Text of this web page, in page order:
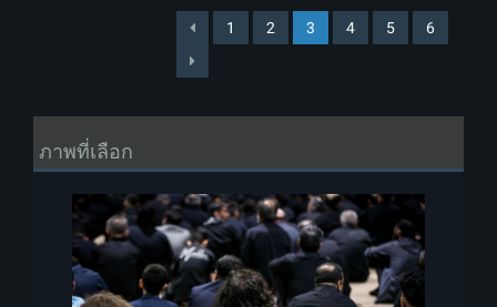
1 2 3 4 5 6
ภาพที่เลือก